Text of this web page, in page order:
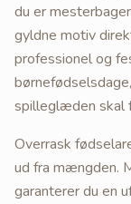
du er
gyldne motiv
professionel og
spilleglæden skal
Overrask
ud fra mængden.
garanterer du en